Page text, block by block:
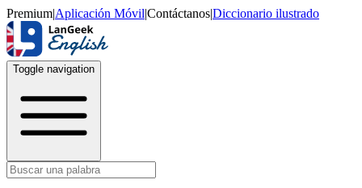
Premium|Aplicación Móvil|Contáctanos|Diccionario ilustrado
Toggle navigation